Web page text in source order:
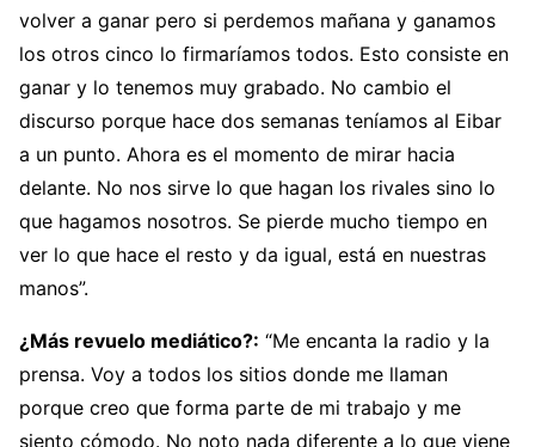
volver a ganar pero si perdemos mañana y ganamos
los otros cinco lo firmaríamos todos. Esto consiste en
ganar y lo tenemos muy grabado. No cambio el
discurso porque hace dos semanas teníamos al Eibar
a un punto. Ahora es el momento de mirar hacia
delante. No nos sirve lo que hagan los rivales sino lo
que hagamos nosotros. Se pierde mucho tiempo en
ver lo que hace el resto y da igual, está en nuestras
manos”.
¿Más revuelo mediático?: “Me encanta la radio y la
prensa. Voy a todos los sitios donde me llaman
porque creo que forma parte de mi trabajo y me
siento cómodo. No noto nada diferente a lo que viene